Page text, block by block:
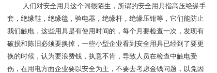
​ ​人们对安全用具这个词很陌生，所谓的安全用具指高压绝缘手
套，绝缘鞋，绝缘毯，验电器，绝缘杆，绝缘压钳等，它们能防止
我们触电，这些用具是有使用时间的，每个月要检查一次，发现有
破损和陈旧必须要换掉，一些小型企业看到安全用具已经到了要更
换的时候，认为要浪费钱，执意不肯，导致人员在检查中触电受
伤，在用电方面企业要以安全为主，不要去考虑金钱问题，以免因